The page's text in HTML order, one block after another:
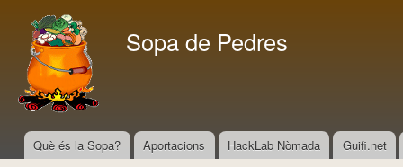
Sopa de Pedres
Menú principal
Què és la Sopa? Aportacions HackLab Nòmada Guifi.net